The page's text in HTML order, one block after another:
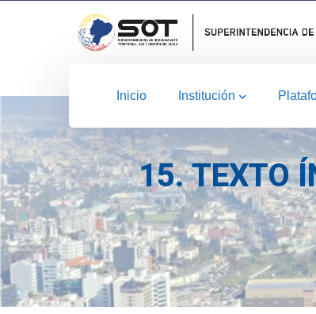
Inicio Institución
15. TEXTO